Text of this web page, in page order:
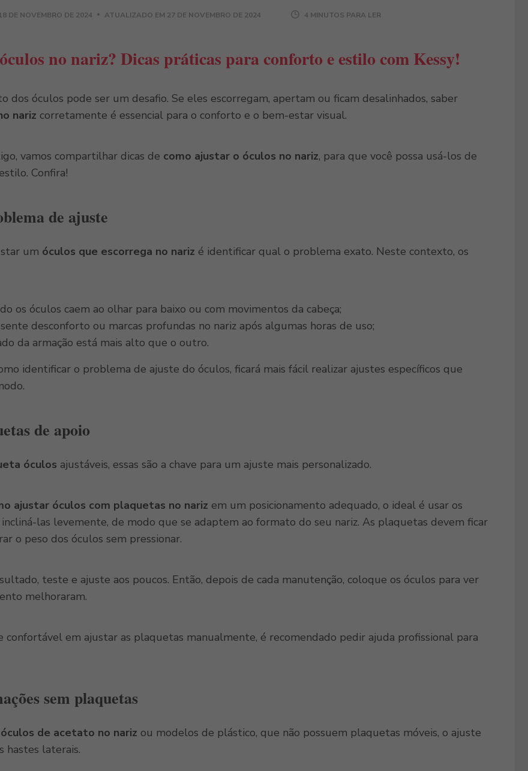
DE NOVEMBRO DE 2024 ATUALIZADO EM 27 DE NOVEMBRO DE 2024 4 MINUTOS PARA LER
no nariz? Dicas práticas para conforto e estilo com Kessy!
dos óculos pode ser um desafio. Se eles escorregam, apertam ou ficam desalinhados, saber
nariz corretamente é essencial para o conforto e o bem-estar visual.
vamos compartilhar dicas de como ajustar o óculos no nariz, para que você possa usá-los de
Confira!
de ajuste
um óculos que escorrega no nariz é identificar qual o problema exato. Neste contexto, os
os óculos caem ao olhar para baixo ou com movimentos da cabeça;
desconforto ou marcas profundas no nariz após algumas horas de uso;
da armação está mais alto que o outro.
identificar o problema de ajuste do óculos, ficará mais fácil realizar ajustes específicos que
de apoio
óculos ajustáveis, essas são a chave para um ajuste mais personalizado.
ajustar óculos com plaquetas no nariz em um posicionamento adequado, o ideal é usar os
las levemente, de modo que se adaptem ao formato do seu nariz. As plaquetas devem ficar
o peso dos óculos sem pressionar.
teste e ajuste aos poucos. Então, depois de cada manutenção, coloque os óculos para ver
melhoraram.
confortável em ajustar as plaquetas manualmente, é recomendado pedir ajuda profissional para
sem plaquetas
de acetato no nariz ou modelos de plástico, que não possuem plaquetas móveis, o ajuste
hastes laterais.